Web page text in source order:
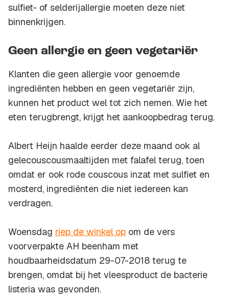
sulfiet- of selderijallergie moeten deze niet
binnenkrijgen.
Geen allergie en geen vegetariër
Klanten die geen allergie voor genoemde
ingrediënten hebben en geen vegetariër zijn,
kunnen het product wel tot zich nemen. Wie het
eten terugbrengt, krijgt het aankoopbedrag terug.
Albert Heijn haalde eerder deze maand ook al
gelecouscousmaaltijden met falafel terug, toen
omdat er ook rode couscous inzat met sulfiet en
mosterd, ingrediënten die niet iedereen kan
verdragen.
Woensdag riep de winkel op om de vers
voorverpakte AH beenham met
houdbaarheidsdatum 29-07-2018 terug te
brengen, omdat bij het vleesproduct de bacterie
listeria was gevonden.